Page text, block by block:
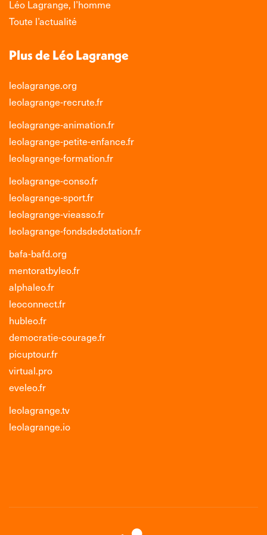
Léo Lagrange, l’homme
Toute l’actualité
Plus de Léo Lagrange
leolagrange.org
leolagrange-recrute.fr
leolagrange-animation.fr
leolagrange-petite-enfance.fr
leolagrange-formation.fr
leolagrange-conso.fr
leolagrange-sport.fr
leolagrange-vieasso.fr
leolagrange-fondsdedotation.fr
bafa-bafd.org
mentoratbyleo.fr
alphaleo.fr
leoconnect.fr
hubleo.fr
democratie-courage.fr
picuptour.fr
virtual.pro
eveleo.fr
leolagrange.tv
leolagrange.io